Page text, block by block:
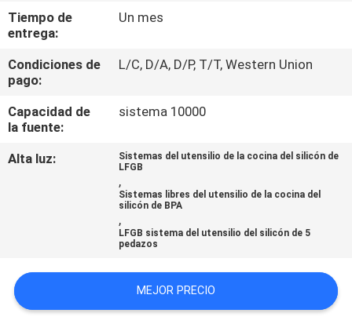
EN
CONTACTO
CON
PIDA
UNA
SITIO
Tiempo de
entrega:
Un mes
Condiciones de
pago:
L/C, D/A, D/P, T/T, Western Union
Capacidad de
la fuente:
sistema 10000
Alta luz:
Sistemas del utensilio de la cocina del silicón de
LFGB
,
Sistemas libres del utensilio de la cocina del
silicón de BPA
,
LFGB sistema del utensilio del silicón de 5
pedazos
MEJOR PRECIO